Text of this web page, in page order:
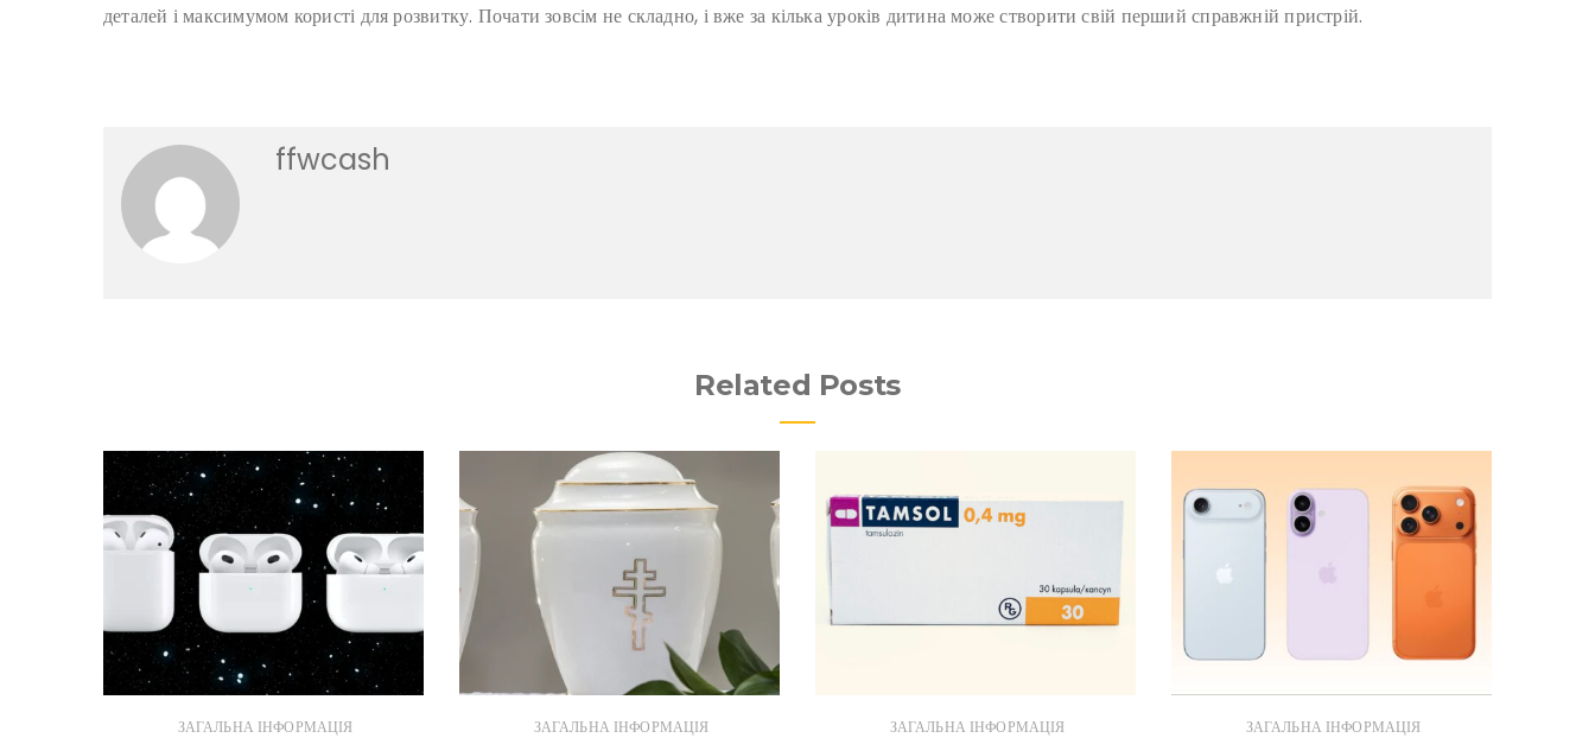
деталей і максимумом користі для розвитку. Почати зовсім не складно, і вже за кілька уроків дитина може створити свій перший справжній пристрій.
ffwcash
Related Posts
ЗАГАЛЬНА ІНФОРМАЦІЯ ЗАГАЛЬНА ІНФОРМАЦІЯ ЗАГАЛЬНА ІНФОРМАЦІЯ ЗАГАЛЬНА ІНФОРМАЦІЯ